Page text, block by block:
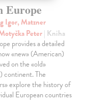
Europe
Igor, Matzner
Peter| Kniha
provides a detailed
«new» (American)
on the «old»
continent. The
explore the history of
European countries